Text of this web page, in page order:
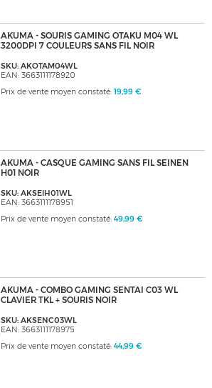
AKUMA - SOURIS GAMING OTAKU M04 WL
3200DPI 7 COULEURS SANS FIL NOIR
SKU: AKOTAM04WL
EAN: 3663111178920
Prix de vente moyen constaté: 19,99 €
AKUMA - CASQUE GAMING SANS FIL SEINEN
H01 NOIR
SKU: AKSEIH01WL
EAN: 3663111178951
Prix de vente moyen constaté: 49,99 €
AKUMA - COMBO GAMING SENTAI C03 WL
CLAVIER TKL + SOURIS NOIR
SKU: AKSENC03WL
EAN: 3663111178975
Prix de vente moyen constaté: 44,99 €